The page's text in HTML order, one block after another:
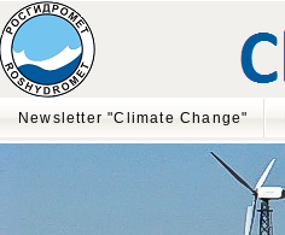
Newsletter "Climate Change"